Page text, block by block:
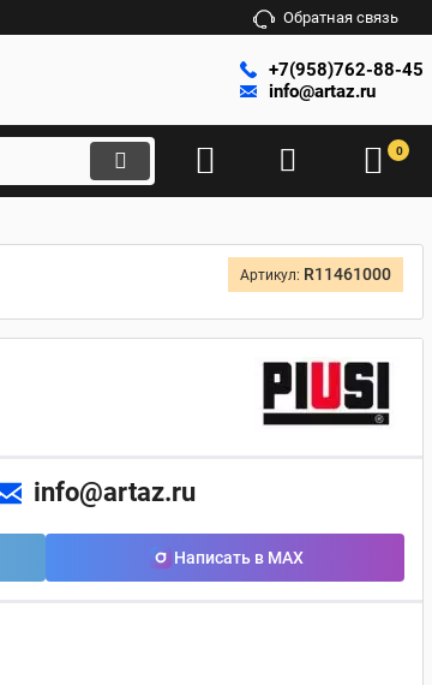
Обратная связь
+7(958)762-88-45
info@artaz.ru
0
Артикул: R11461000
info@artaz.ru
Написать в MAX